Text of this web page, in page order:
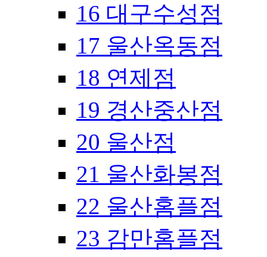
16 대구수성점
17 울산옥동점
18 연제점
19 경산중산점
20 울산점
21 울산화봉점
22 울산홈플점
23 감만홈플점